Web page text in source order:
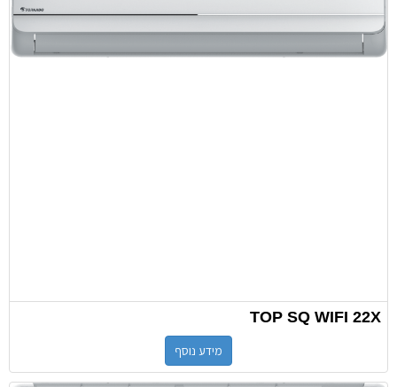
TOP SQ WIFI 22X
מידע נוסף